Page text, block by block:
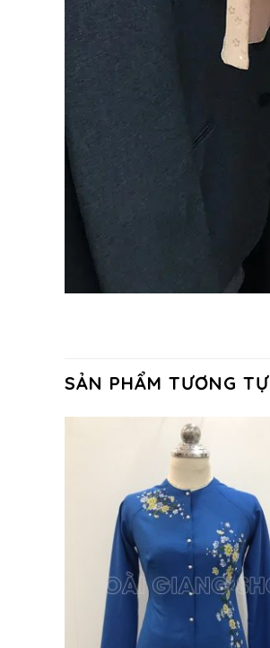
SẢN PHẨM TƯƠNG TỰ